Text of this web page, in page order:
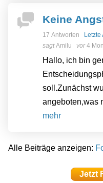
Keine
17 Antworten
Letzte
sagtAmilu vor4
Hallo, ich bin
soll.Zunächst
angeboten,was
mehr
Alle Beiträge anzeigen:
Jetzt